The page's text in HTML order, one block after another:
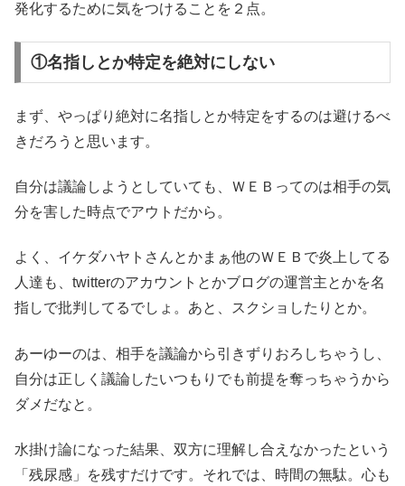
発化するために気をつけることを２点。
①名指しとか特定を絶対にしない
まず、やっぱり絶対に名指しとか特定をするのは避けるべ
きだろうと思います。
自分は議論しようとしていても、ＷＥＢってのは相手の気
分を害した時点でアウトだから。
よく、イケダハヤトさんとかまぁ他のＷＥＢで炎上してる
人達も、twitterのアカウントとかブログの運営主とかを名
指しで批判してるでしょ。あと、スクショしたりとか。
あーゆーのは、相手を議論から引きずりおろしちゃうし、
自分は正しく議論したいつもりでも前提を奪っちゃうから
ダメだなと。
水掛け論になった結果、双方に理解し合えなかったという
「残尿感」を残すだけです。それでは、時間の無駄。心も